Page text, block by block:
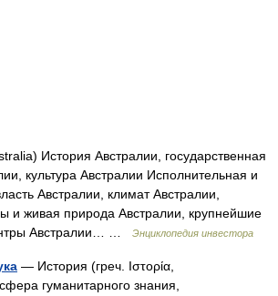
История Австралии, государственная
культура Австралии Исполнительная и
Австралии, климат Австралии,
и живая природа Австралии, крупнейшие
Австралии… …
Энциклопедия инвестора
— История (греч. Ιστορία,
гуманитарного знания,